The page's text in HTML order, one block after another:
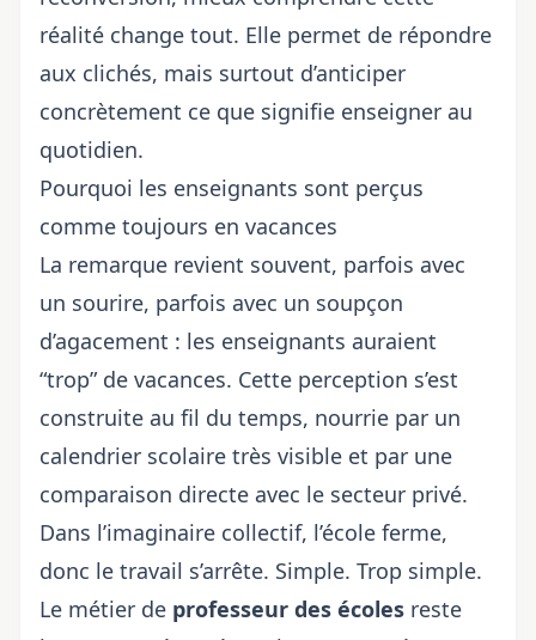
réalité change tout. Elle permet de répondre
aux clichés, mais surtout d’anticiper
concrètement ce que signifie enseigner au
quotidien.
Pourquoi les enseignants sont perçus
comme toujours en vacances
La remarque revient souvent, parfois avec
un sourire, parfois avec un soupçon
d’agacement : les enseignants auraient
“trop” de vacances. Cette perception s’est
construite au fil du temps, nourrie par un
calendrier scolaire très visible et par une
comparaison directe avec le secteur privé.
Dans l’imaginaire collectif, l’école ferme,
donc le travail s’arrête. Simple. Trop simple.
Le métier de professeur des écoles reste